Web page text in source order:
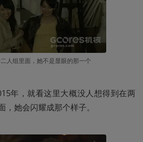
人组里面，她不是显眼的那一个
年，就看这里大概没人想得到在两
她会闪耀成那个样子。